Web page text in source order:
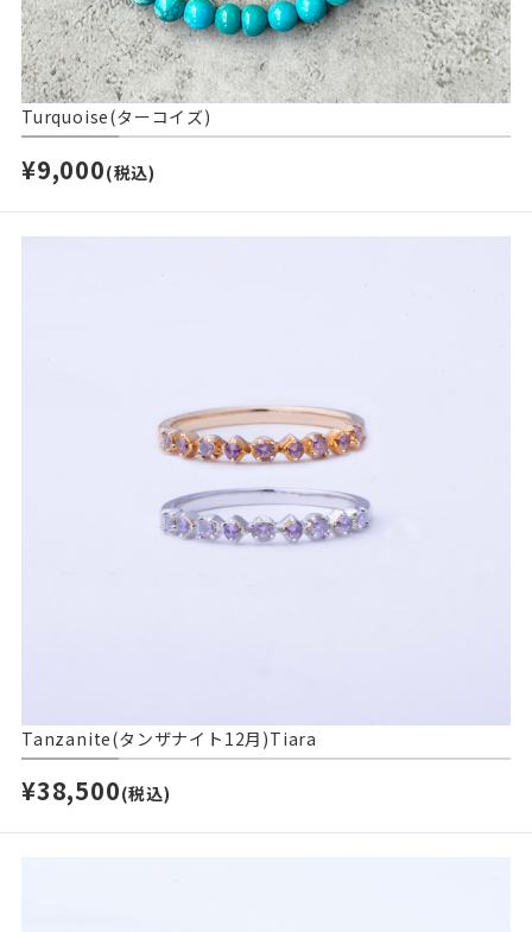
Turquoise(ターコイズ)
¥9,000(税込)
Tanzanite(タンザナイト12月)Tiara
¥38,500(税込)